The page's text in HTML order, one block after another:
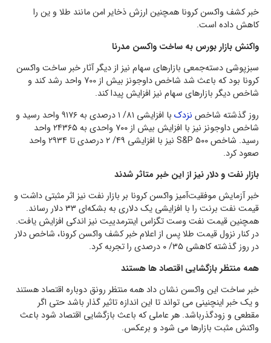
خبر کشف واکسن کرونا همچنین ارزش ذخایر امن مانند طلا و ین را
کاهش داده است.
واکنش بازار بورس به ساخت واکسن مدرنا
سبزپوشی دسته‌جمعی بازار‌های سهام نیز از دیگر آثار خبر ساخت واکسن
کرونا بود که باعث شد شاخص داوجونز بیش از 700 واحد رشد کند و
شاخص دیگر بازارهای سهام نیز افزایش پیدا کند.
روز گذشته شاخص نزدک
با افزایشی ۸۱/ ۱ درصدی به ۹۱۷۶ واحد رسید و
شاخص داوجونز نیز با افزایش بیش از ۷۰۰ واحدی به ۲۴۳۶۵ واحد
رسید. شاخص S&P ۵۰۰ نیز با افزایشی ۴۹/ ۲ درصدی تا ۲۹۳۴ واحد
صعود کرد.
بازار نفت و دلار نیز از این خبر متاثر شدند
خبر آزمایش موفقیت‌آمیز واکسن کرونا بر بازار نفت نیز اثر مثبتی داشت و
قیمت نفت برنت را با افزایشی یک دلاری به بشکه‌ای ۳۳ دلار رساند.
همچنین قیمت نفت وست تگزاس اینترمدییت نیز اندکی افزایش یافت.
در کنار نزول قیمت طلا پس از اعلام خبر کشف واکسن کرونا، شاخص دلار
در روز گذشته کاهشی ۳۵/ ۰ درصدی را تجربه کرد.
همه منتظر بازگشایی اقتصاد ها هستند
خبر ساخت این واکسن نشان داد همه منتظر رونق دوباره اقتصاد هستند
و یک خبر اینچنینی می تواند تا این اندازه تاثیر گذار باشد حتی اگر
مقطعی و زودگذرباشد. هر عاملی که باعث بازگشایی اقتصاد شود باعث
واکنش مثبت بازارها می شود و برعکس.